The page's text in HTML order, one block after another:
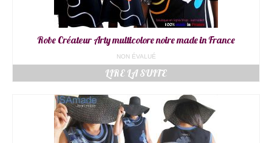
Robe Créateur Arty multicolore noire made in France
NON ÉVALUÉ
LIRE LA SUITE